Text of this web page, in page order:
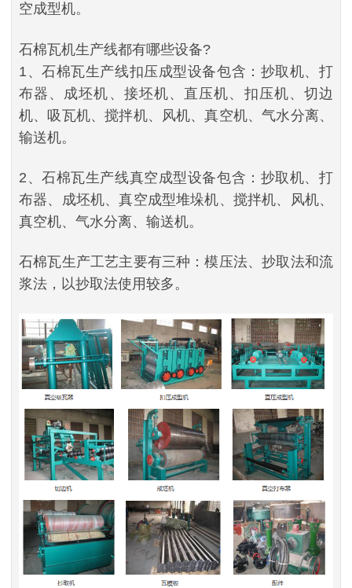
空成型机。
石棉瓦机生产线都有哪些设备?
1、石棉瓦生产线扣压成型设备包含：抄取机、打
布器、成坯机、接坯机、直压机、扣压机、切边
机、吸瓦机、搅拌机、风机、真空机、气水分离、
输送机。
2、石棉瓦生产线真空成型设备包含：抄取机、打
布器、成坯机、真空成型堆垛机、搅拌机、风机、
真空机、气水分离、输送机。
石棉瓦生产工艺主要有三种：模压法、抄取法和流
浆法，以抄取法使用较多。